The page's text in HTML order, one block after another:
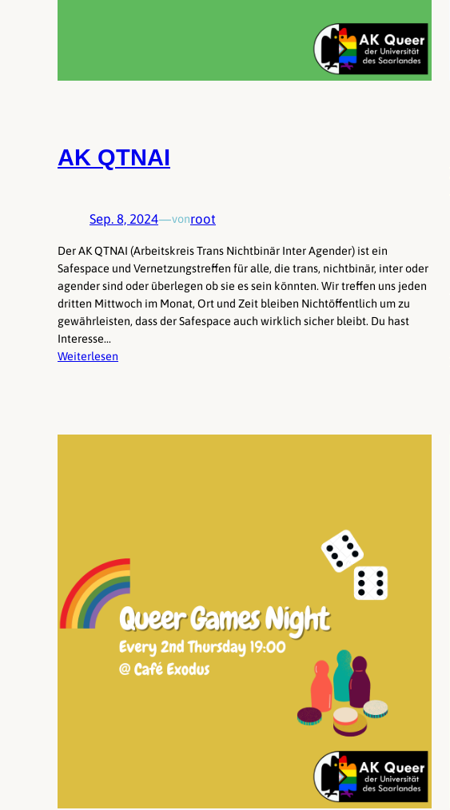
AK QTNAI
Sep. 8, 2024—vonroot
Der AK QTNAI (Arbeitskreis Trans Nichtbinär Inter Agender) ist ein
Safespace und Vernetzungstreffen für alle, die trans, nichtbinär, inter oder
agender sind oder überlegen ob sie es sein könnten. Wir treffen uns jeden
dritten Mittwoch im Monat, Ort und Zeit bleiben Nichtöffentlich um zu
gewährleisten, dass der Safespace auch wirklich sicher bleibt. Du hast
Interesse…
Weiterlesen